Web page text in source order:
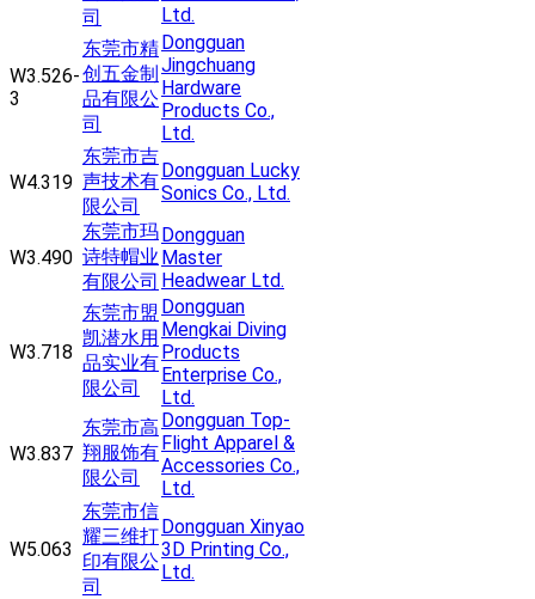
司
Ltd.
W3.526-
3
东莞市精
创五金制
品有限公
司
Dongguan
Jingchuang
Hardware
Products Co.,
Ltd.
W4.319
东莞市吉
声技术有
限公司
Dongguan Lucky
Sonics Co., Ltd.
W3.490
东莞市玛
诗特帽业
有限公司
Dongguan
Master
Headwear Ltd.
W3.718
东莞市盟
凯潜水用
品实业有
限公司
Dongguan
Mengkai Diving
Products
Enterprise Co.,
Ltd.
W3.837
东莞市高
翔服饰有
限公司
Dongguan Top-
Flight Apparel &
Accessories Co.,
Ltd.
W5.063
东莞市信
耀三维打
印有限公
司
Dongguan Xinyao
3D Printing Co.,
Ltd.